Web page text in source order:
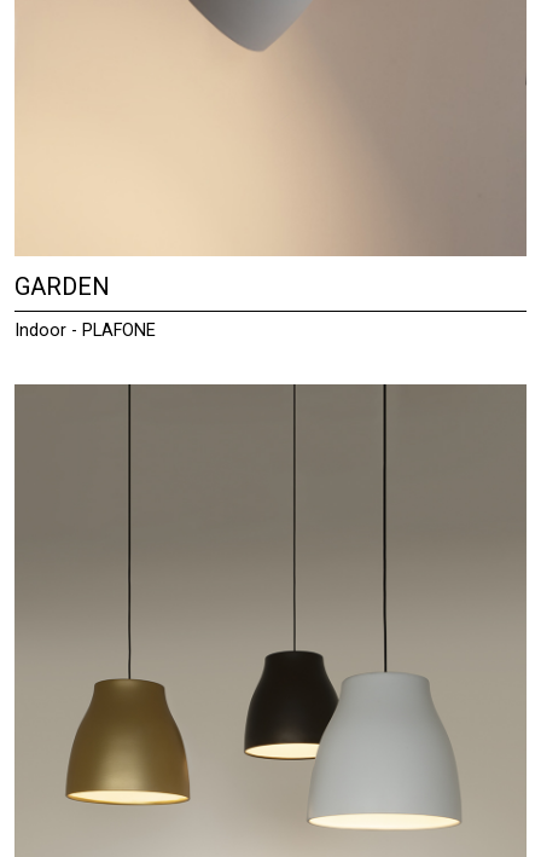
GARDEN
Indoor - PLAFONE